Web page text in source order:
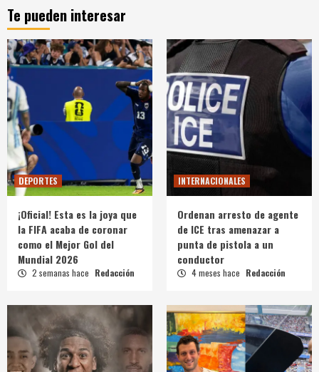
Te pueden interesar
DEPORTES
¡Oficial! Esta es la joya que
la FIFA acaba de coronar
como el Mejor Gol del
Mundial 2026
2 semanas hace Redacción
INTERNACIONALES
Ordenan arresto de agente
de ICE tras amenazar a
punta de pistola a un
conductor
4 meses hace Redacción